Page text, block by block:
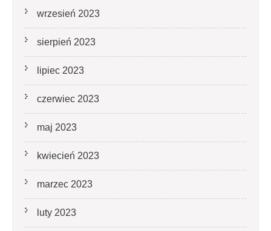
wrzesień 2023
sierpień 2023
lipiec 2023
czerwiec 2023
maj 2023
kwiecień 2023
marzec 2023
luty 2023